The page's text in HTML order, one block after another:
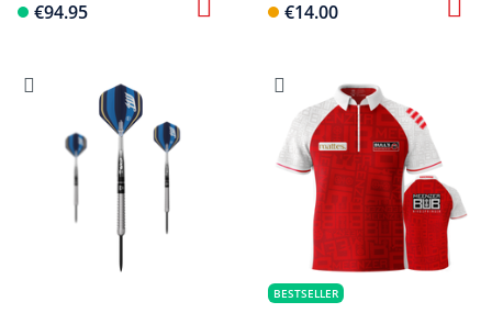
€94.95 €14.00
BESTSELLER